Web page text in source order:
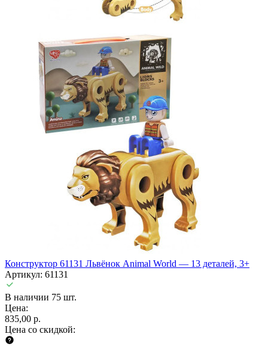
Конструктор 61131 Львёнок Animal World — 13 деталей, 3+
Артикул: 61131
В наличии 75 шт.
Цена:
835,00 р.
Цена со скидкой: